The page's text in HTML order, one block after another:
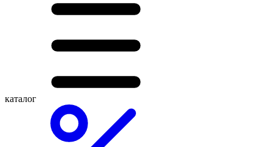
каталог